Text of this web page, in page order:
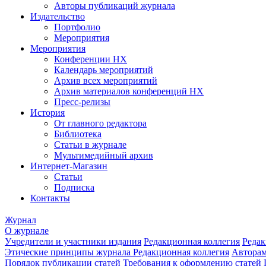
Авторы публикаций журнала
Издательство
Портфолио
Мероприятия
Мероприятия
Конференции НХ
Календарь мероприятий
Архив всех мероприятий
Архив материалов конференций НХ
Пресс-релизы
История
От главного редактора
Библиотека
Статьи в журнале
Мультимедийный архив
Интернет-Магазин
Статьи
Подписка
Контакты
Журнал
О журнале
Учредители и участники издания Редакционная коллегия
Этические принципы журнала Редакционная коллегия
Порядок публикации статей Требования к оформлению статей